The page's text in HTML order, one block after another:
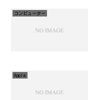
コンビューター
Apple